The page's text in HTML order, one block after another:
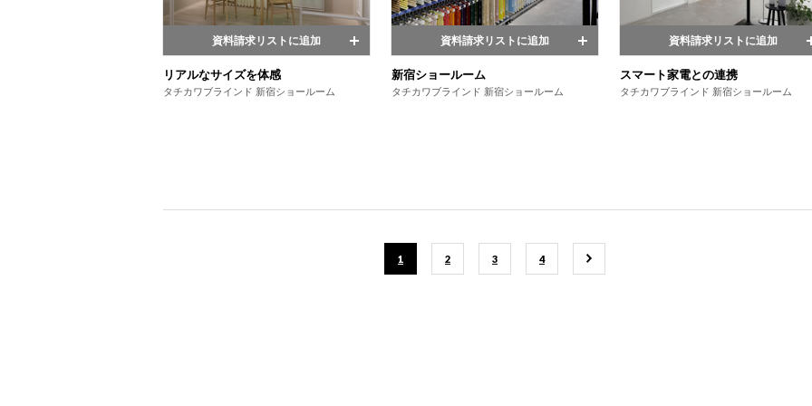
資料請求リストに追加
リアルなサイズを体感
タチカワブラインド 新宿ショールーム
資料請求リストに追加
新宿ショールーム
タチカワブラインド 新宿ショールーム
資料請求リストに追加
スマート家電との連携
タチカワブラインド 新宿ショールーム
1 2 3 4